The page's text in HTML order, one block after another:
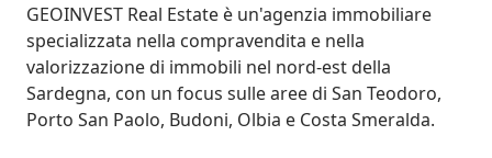
GEOINVEST Real Estate è un'agenzia immobiliare
specializzata nella compravendita e nella
valorizzazione di immobili nel nord-est della
Sardegna, con un focus sulle aree di San Teodoro,
Porto San Paolo, Budoni, Olbia e Costa Smeralda.